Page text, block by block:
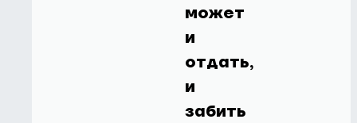
может
и
отдать,
и
забить